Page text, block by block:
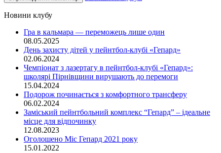
Новини клубу
Гра в кальмара — переможець лише один
08.05.2025
День захисту дітей у пейнтбол-клубі «Гепард»
02.06.2024
Чемпіонат з лазертагу в пейнтбол-клубі «Гепард»:
школярі Пірнівщини вирушають до перемоги
15.04.2024
Подорож починається з комфортного трансферу
06.02.2024
Заміський пейнтбольний комплекс “Гепард” – ідеальне
місце для відпочинку
12.08.2023
Оголошено Міс Гепард 2021 року
15.01.2022